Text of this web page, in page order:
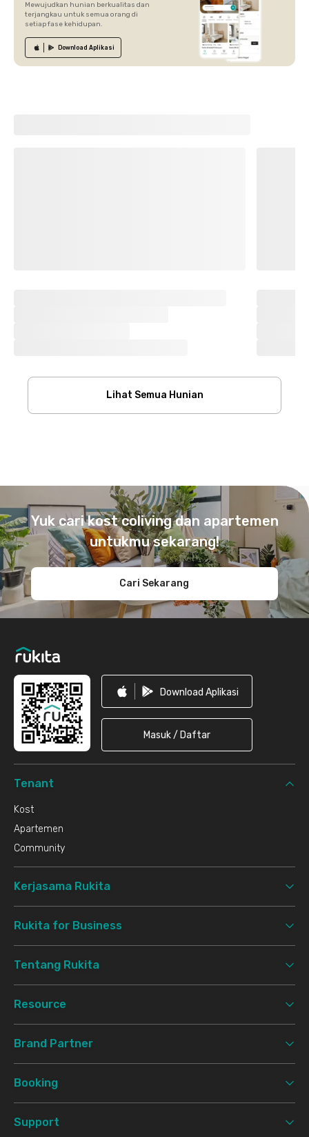
Mewujudkan hunian berkualitas dan
terjangkau untuk semua orang di
setiap fase kehidupan.
Download Aplikasi
Lihat Semua Hunian
Yuk cari kost coliving dan apartemen
untukmu sekarang!
Cari Sekarang
Download Aplikasi
Masuk / Daftar
Tenant
Kost
Apartemen
Community
Kerjasama Rukita
Rukita for Business
Tentang Rukita
Resource
Brand Partner
Booking
Support